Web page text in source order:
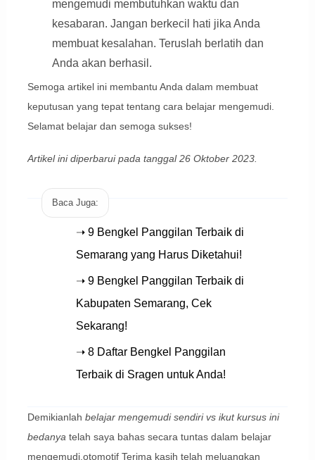
mengemudi membutuhkan waktu dan
kesabaran. Jangan berkecil hati jika Anda
membuat kesalahan. Teruslah berlatih dan
Anda akan berhasil.
Semoga artikel ini membantu Anda dalam membuat
keputusan yang tepat tentang cara belajar mengemudi.
Selamat belajar dan semoga sukses!
Artikel ini diperbarui pada tanggal 26 Oktober 2023.
Baca Juga:
➝ 9 Bengkel Panggilan Terbaik di
Semarang yang Harus Diketahui!
➝ 9 Bengkel Panggilan Terbaik di
Kabupaten Semarang, Cek
Sekarang!
➝ 8 Daftar Bengkel Panggilan
Terbaik di Sragen untuk Anda!
Demikianlah belajar mengemudi sendiri vs ikut kursus ini
bedanya telah saya bahas secara tuntas dalam belajar
mengemudi,otomotif Terima kasih telah meluangkan